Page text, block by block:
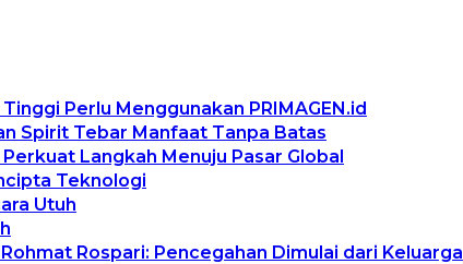
Perlu Menggunakan PRIMAGEN.id
Spirit Tebar Manfaat Tanpa Batas
Langkah Menuju Pasar Global
Teknologi
Utuh
Rospari: Pencegahan Dimulai dari Keluarga